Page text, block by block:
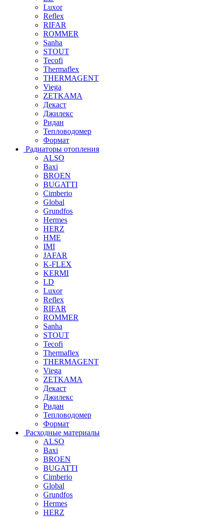
Luxor
Reflex
RIFAR
ROMMER
Sanha
STOUT
Tecofi
Thermaflex
THERMAGENT
Viega
ZETKAMA
Декаст
Джилекс
Ридан
Тепловодомер
Формат
Радиаторы отопления
ALSO
Baxi
BROEN
BUGATTI
Cimberio
Global
Grundfos
Hermes
HERZ
HME
IMI
JAFAR
K-FLEX
KERMI
LD
Luxor
Reflex
RIFAR
ROMMER
Sanha
STOUT
Tecofi
Thermaflex
THERMAGENT
Viega
ZETKAMA
Декаст
Джилекс
Ридан
Тепловодомер
Формат
Расходные материалы
ALSO
Baxi
BROEN
BUGATTI
Cimberio
Global
Grundfos
Hermes
HERZ